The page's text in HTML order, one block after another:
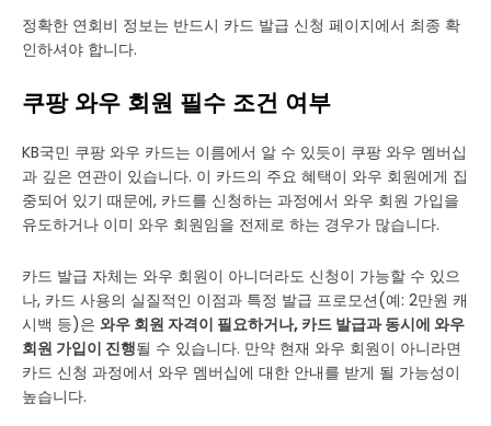
정확한 연회비 정보는 반드시 카드 발급 신청 페이지에서 최종 확
인하셔야 합니다.
쿠팡 와우 회원 필수 조건 여부
KB국민 쿠팡 와우 카드는 이름에서 알 수 있듯이 쿠팡 와우 멤버십
과 깊은 연관이 있습니다. 이 카드의 주요 혜택이 와우 회원에게 집
중되어 있기 때문에, 카드를 신청하는 과정에서 와우 회원 가입을
유도하거나 이미 와우 회원임을 전제로 하는 경우가 많습니다.
카드 발급 자체는 와우 회원이 아니더라도 신청이 가능할 수 있으
나, 카드 사용의 실질적인 이점과 특정 발급 프로모션(예: 2만원 캐
시백 등)은 와우 회원 자격이 필요하거나, 카드 발급과 동시에 와우
회원 가입이 진행될 수 있습니다. 만약 현재 와우 회원이 아니라면
카드 신청 과정에서 와우 멤버십에 대한 안내를 받게 될 가능성이
높습니다.